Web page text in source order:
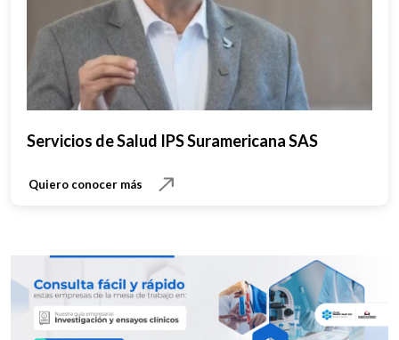
Servicios de Salud IPS Suramericana SAS
Quiero conocer más